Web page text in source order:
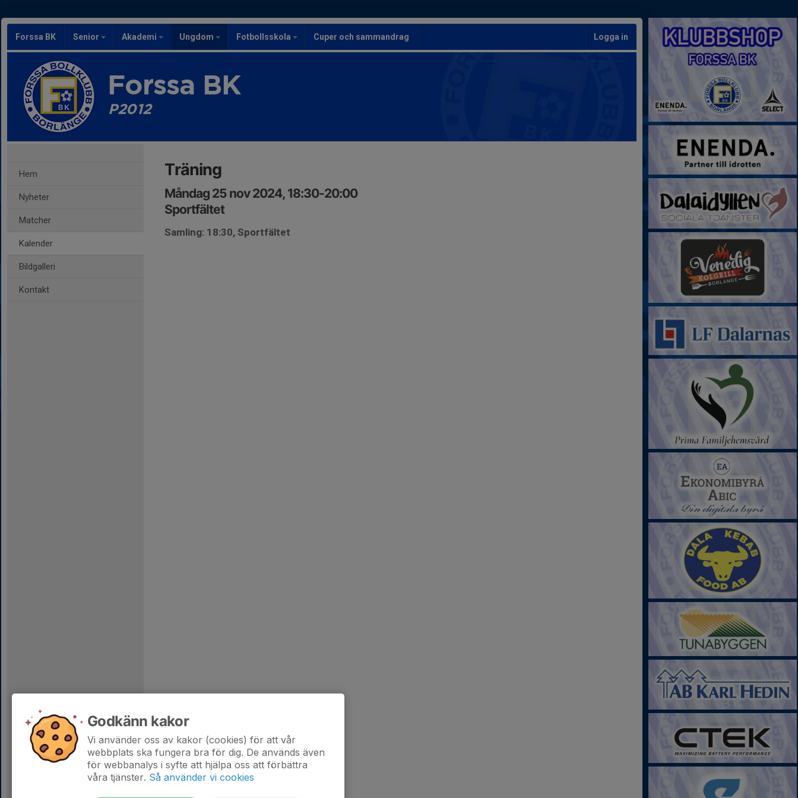
Forssa BK Senior Akademi Ungdom Fotbollsskola Cuper och sammandrag Logga in
Forssa BK
P2012
Hem
Nyheter
Matcher
Kalender
Bildgalleri
Kontakt
Träning
Måndag 25 nov 2024, 18:30-20:00
Sportfältet
Samling: 18:30, Sportfältet
Godkänn kakor
Vi använder oss av kakor (cookies) för att vår
webbplats ska fungera bra för dig. De används även
för webbanalys i syfte att hjälpa oss att förbättra
våra tjänster. Så använder vi cookies